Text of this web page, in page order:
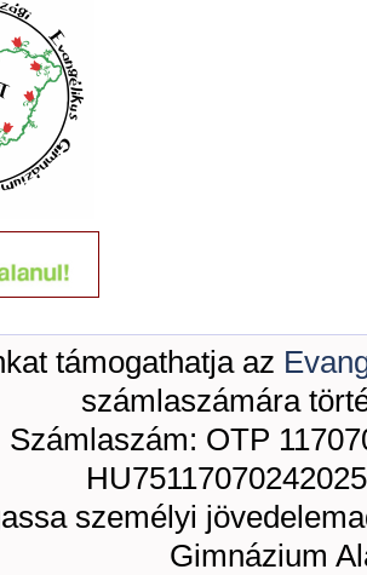
támogathatja az
számlaszámára
Számlaszám: OTP
személyi
Gimnázium